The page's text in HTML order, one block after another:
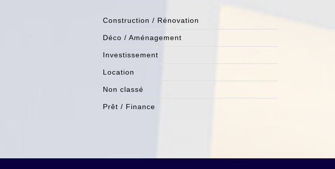
Construction / Rénovation
Déco / Aménagement
Investissement
Location
Non classé
Prêt / Finance